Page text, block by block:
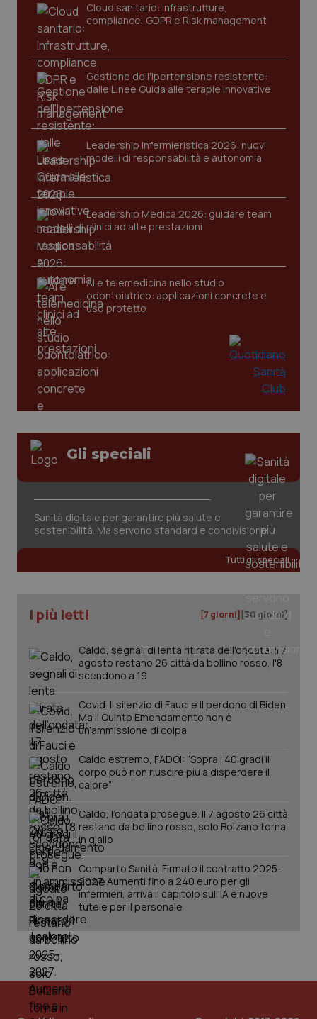
Cloud sanitario: infrastrutture,
compliance, GDPR e Risk management
Gestione dell'Ipertensione resistente:
dalle Linee Guida alle terapie innovative
Leadership Infermieristica 2026: nuovi
modelli di responsabilità e autonomia
Leadership Medica 2026: guidare team
clinici ad alte prestazioni
AI e telemedicina nello studio
odontoiatrico: applicazioni concrete e
uso protetto
Gli speciali
Sanità digitale per garantire più salute e
sostenibilità. Ma servono standard e condivisione
Tutti gli speciali
I più letti [7 giorni] [30 giorni]
Caldo, segnali di lenta ritirata dell'ondata: il 7
agosto restano 26 città da bollino rosso, l'8
scendono a 19
Covid. Il silenzio di Fauci e il perdono di Biden.
Ma il Quinto Emendamento non è
un’ammissione di colpa
Caldo estremo, FADOI: “Sopra i 40 gradi il
corpo può non riuscire più a disperdere il
calore”
Caldo, l’ondata prosegue. Il 7 agosto 26 città
restano da bollino rosso, solo Bolzano torna
in giallo
Comparto Sanità. Firmato il contratto 2025-
2027. Aumenti fino a 240 euro per gli
infermieri, arriva il capitolo sull'IA e nuove
tutele per il personale
CookieScriptConsent
CookieScript
www.quotidianosanita.it
tracking-sites-ironfish-
tracking-enable
www.quotidianosanita.it
tracking-sites-ironfish-
session-id
_ga
.quotidianosanita.it
PHPSESSID
PHP.net
www.quotidianosanita.it
mese